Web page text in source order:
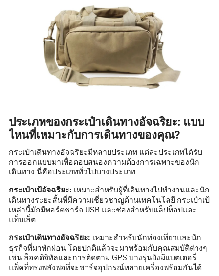
ประเภทของกระเป๋าเดินทางอัจฉริยะ: แบบ
ไหนที่เหมาะกับการเดินทางของคุณ?
กระเป๋าเดินทางอัจฉริยะมีหลายประเภท แต่ละประเภทได้รับ
การออกแบบมาเพื่อตอบสนองความต้องการเฉพาะของนัก
เดินทาง นี่คือประเภททั่วไปบางประเภท:
กระเป๋าเป้อัจฉริยะ: เหมาะสำหรับผู้ที่เดินทางไปทำงานและนัก
เดินทางระยะสั้นที่มีความเชี่ยวชาญด้านเทคโนโลยี กระเป๋าเป้
เหล่านี้มักมีพอร์ตชาร์จ USB และช่องสำหรับแล็ปท็อปและ
แท็บเล็ต
กระเป๋าเดินทางอัจฉริยะ: เหมาะสำหรับนักท่องเที่ยวและนัก
ธุรกิจที่มาพักผ่อน โดยปกติแล้วจะมาพร้อมกับคุณสมบัติต่างๆ
เช่น ล็อคดิจิทัลและการติดตาม GPS บางรุ่นยังมีแบตเตอรี่
แพ็คที่ทรงพลังพอที่จะชาร์จอุปกรณ์หลายเครื่องพร้อมกันได้